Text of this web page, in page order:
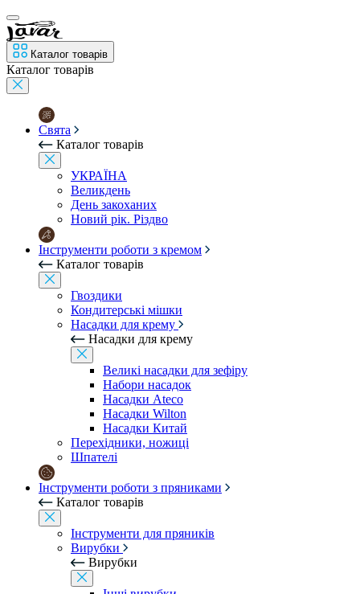
Каталог товарів
Каталог товарів
Свята
Каталог товарів
УКРАЇНА
Великдень
День закоханих
Новий рік. Різдво
Інструменти роботи з кремом
Каталог товарів
Гвоздики
Кондитерські мішки
Насадки для крему
Насадки для крему
Великі насадки для зефіру
Набори насадок
Насадки Ateco
Насадки Wilton
Насадки Китай
Перехідники, ножиці
Шпателі
Інструменти роботи з пряниками
Каталог товарів
Інструменти для пряників
Вирубки
Вирубки